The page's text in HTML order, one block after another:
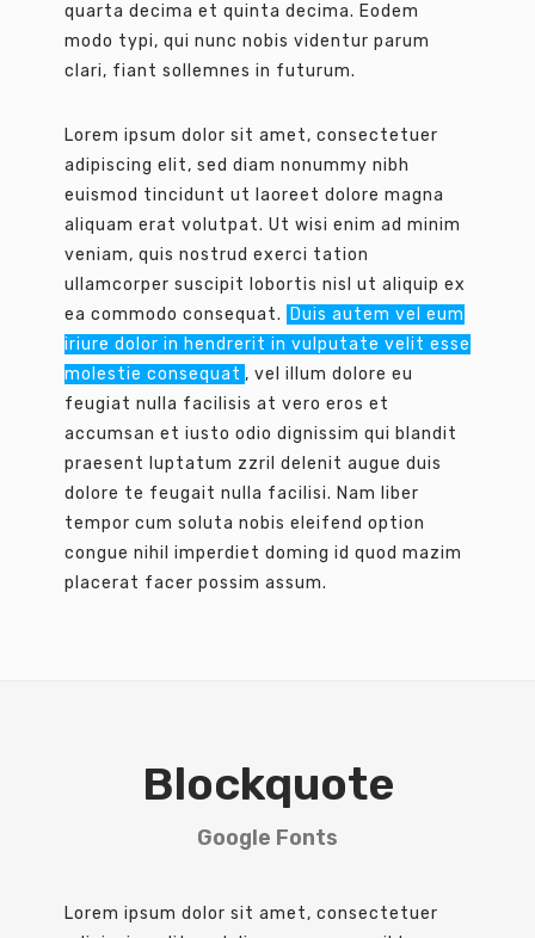
quarta decima et quinta decima. Eodem
modo typi, qui nunc nobis videntur parum
clari, fiant sollemnes in futurum.
Lorem ipsum dolor sit amet, consectetuer
adipiscing elit, sed diam nonummy nibh
euismod tincidunt ut laoreet dolore magna
aliquam erat volutpat. Ut wisi enim ad minim
veniam, quis nostrud exerci tation
ullamcorper suscipit lobortis nisl ut aliquip ex
ea commodo consequat.
Duis autem vel eum
iriure dolor in hendrerit in vulputate velit esse
molestie consequat , vel illum dolore eu
feugiat nulla facilisis at vero eros et
accumsan et iusto odio dignissim qui blandit
praesent luptatum zzril delenit augue duis
dolore te feugait nulla facilisi. Nam liber
tempor cum soluta nobis eleifend option
congue nihil imperdiet doming id quod mazim
placerat facer possim assum.
Blockquote
Google Fonts
Lorem ipsum dolor sit amet, consectetuer